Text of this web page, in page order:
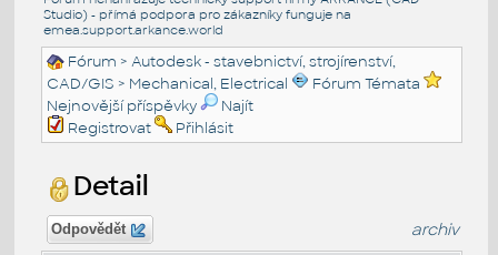
Studio) - přímá podpora pro zákazníky funguje na
emea.support.arkance.world
Fórum >Autodesk - stavebnictví, strojírenství,
CAD/GIS > Mechanical, Electrical
Fórum Témata
Nejnovější příspěvky
Najít
Registrovat
Přihlásit
Detail
Odpovědět archiv